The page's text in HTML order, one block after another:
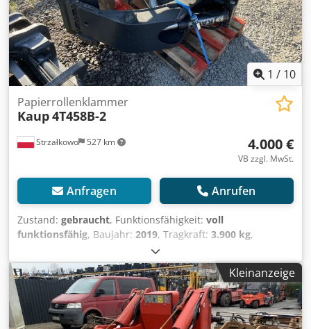
1 / 10
Strzałkowo 527 km
Papierrollenklammer
Kaup4T458B-2
4.000 €
VB zzgl. MwSt.
Anfragen Anrufen
Zustand: gebraucht, Funktionsfähigkeit: voll
funktionsfähig, Baujahr: 2019, Tragkraft: 3.900 kg,
Papierrollenklammer ISO Klasse: ISO Klasse 3 = 2.500 -
4.999 kg Zustand: Einsatzbereit und voll funktionsfähig
Zustand Technisch: gut Beschreibung: Year 2019 ISO 3A
(51 cm) Capacity 3900 kg Rotator 360° Opening range 220-
1450 mm Width 1000 mm ID OS1769 Credox N U Syepfx
Aqtsf
Kleinanzeige